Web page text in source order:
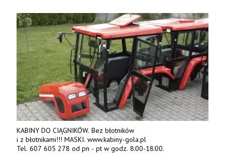
KABINY DO CIĄGNIKÓW. Bez błotników
i z błotnikami!!! MASKI. www.kabiny-gola.pl
Tel. 607 605 278 od pn - pt w godz. 8:00-18:00.